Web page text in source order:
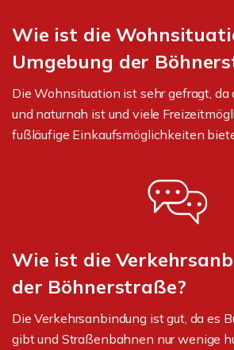
Wie ist die
Umgebung der
Die Wohnsituation ist sehr gefragt, da
und naturnah ist und viele
fußläufige Einkaufsmöglichkeiten
Wie ist die
der Böhnerstraße?
Die Verkehrsanbindung ist gut, da es
gibt und Straßenbahnen nur wenige